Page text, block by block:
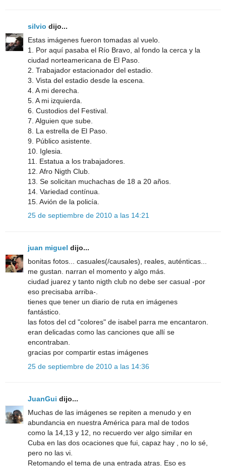
silvio dijo...
Estas imágenes fueron tomadas al vuelo.
1. Por aquí pasaba el Río Bravo, al fondo la cerca y la
ciudad norteamericana de El Paso.
2. Trabajador estacionador del estadio.
3. Vista del estadio desde la escena.
4. A mi derecha.
5. A mi izquierda.
6. Custodios del Festival.
7. Alguien que sube.
8. La estrella de El Paso.
9. Público asistente.
10. Iglesia.
11. Estatua a los trabajadores.
12. Afro Nigth Club.
13. Se solicitan muchachas de 18 a 20 años.
14. Variedad contínua.
15. Avión de la policía.
25 de septiembre de 2010 a las 14:21
juan miguel dijo...
bonitas fotos... casuales(/causales), reales, auténticas...
me gustan. narran el momento y algo más.
ciudad juarez y tanto nigth club no debe ser casual -por
eso precisaba arriba-.
tienes que tener un diario de ruta en imágenes
fantástico.
las fotos del cd "colores" de isabel parra me encantaron.
eran delicadas como las canciones que allí se
encontraban.
gracias por compartir estas imágenes
25 de septiembre de 2010 a las 14:36
JuanGui dijo...
Muchas de las imágenes se repiten a menudo y en
abundancia en nuestra América para mal de todos
como la 14,13 y 12, no recuerdo ver algo similar en
Cuba en las dos ocaciones que fui, capaz hay , no lo sé,
pero no las vi.
Retomando el tema de una entrada atras. Eso es